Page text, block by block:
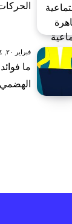
فبراير ٢٠, ٢٠٢٤
ما